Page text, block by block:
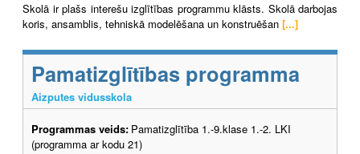
Skolā ir plašs interešu izglītības programmu klāsts. Skolā darbojas
koris, ansamblis, tehniskā modelēšana un konstruēšan [...]
Pamatizglītības programma
Aizputes vidusskola
Programmas veids: Pamatizglītība 1.-9.klase 1.-2. LKI
(programma ar kodu 21)